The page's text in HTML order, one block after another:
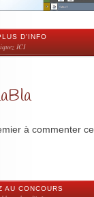
D'INFO
ICI
à commenter ce
AU CONCOURS